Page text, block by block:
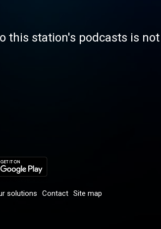
this station's podcasts is
solutions Contact Site map